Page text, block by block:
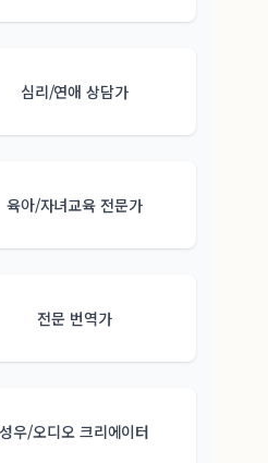
심리/연애 상담가
육아/자녀교육 전문가
전문 번역가
성우/오디오 크리에이터